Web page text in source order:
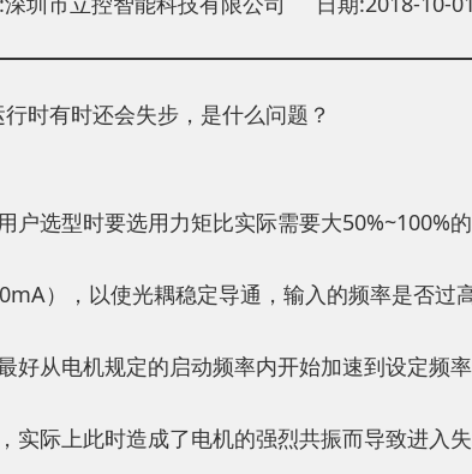
时有时还会失步，是什么问题？
选型时要选用力矩比实际需要大50%~100%
），以使光耦稳定导通，输入的频率是否过
从电机规定的启动频率内开始加速到设定频
际上此时造成了电机的强烈共振而导致进入失